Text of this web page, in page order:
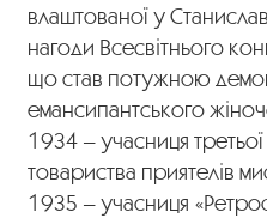
влаштованої у
нагоди Всесвітнього
що став потужною
емансипантського
1934 – учасниця
товариства приятелів
1935 – учасниця